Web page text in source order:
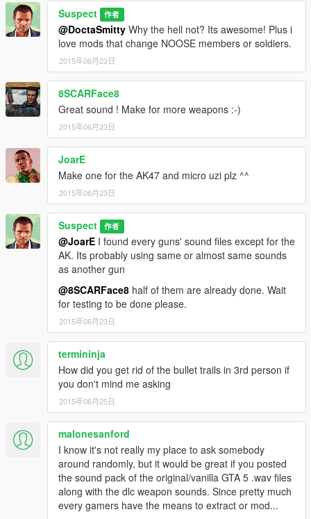
Suspect 作者
@DoctaSmitty Why the hell not? Its awesome! Plus i
love mods that change NOOSE members or soldiers.
2015年06月23日
8SCARFace8
Great sound ! Make for more weapons :-)
2015年06月23日
JoarE
Make one for the AK47 and micro uzi plz ^^
2015年06月23日
Suspect 作者
@JoarE I found every guns' sound files except for the
AK. Its probably using same or almost same sounds
as another gun
@8SCARFace8 half of them are already done. Wait
for testing to be done please.
2015年06月23日
termininja
How did you get rid of the bullet trails in 3rd person if
you don't mind me asking
2015年06月25日
malonesanford
I know it's not really my place to ask somebody
around randomly, but it would be great if you posted
the sound pack of the original/vanilla GTA 5 .wav files
along with the dlc weapon sounds. Since pretty much
every gamers have the means to extract or mod...